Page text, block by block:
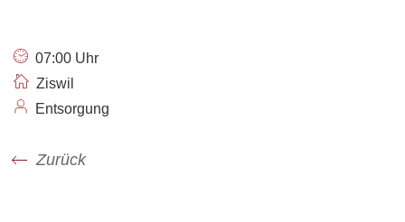
07:00 Uhr
Ziswil
Entsorgung
Zurück